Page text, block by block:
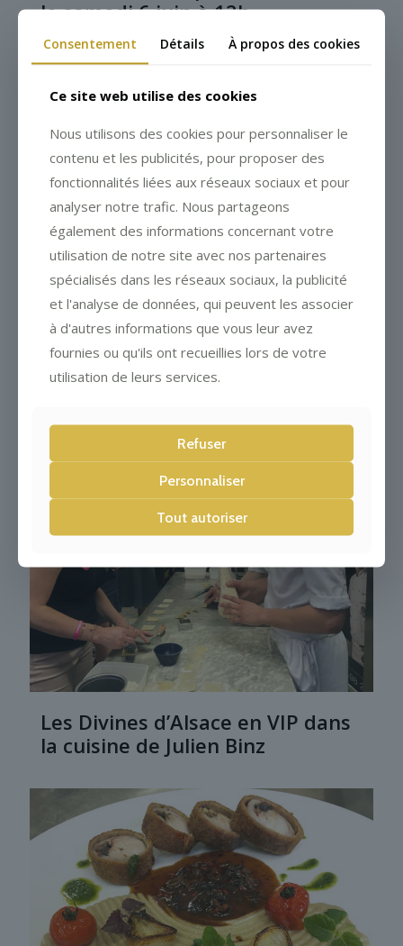
le samedi 6 juin à 12h
Julien Binz propose des tartes
flambées à emporter
Les Divines d’Alsace en VIP dans
la cuisine de Julien Binz
Consentement Détails À propos des cookies
Ce site web utilise des cookies
Nous utilisons des cookies pour personnaliser le
contenu et les publicités, pour proposer des
fonctionnalités liées aux réseaux sociaux et pour
analyser notre trafic. Nous partageons
également des informations concernant votre
utilisation de notre site avec nos partenaires
spécialisés dans les réseaux sociaux, la publicité
et l'analyse de données, qui peuvent les associer
à d'autres informations que vous leur avez
fournies ou qu'ils ont recueillies lors de votre
utilisation de leurs services.
Refuser
Personnaliser
Tout autoriser